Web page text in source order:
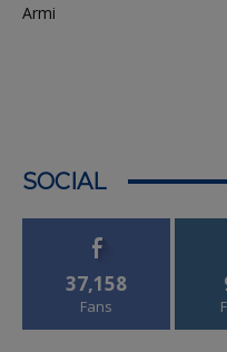
Armi
SOCIAL
37,158
Fans